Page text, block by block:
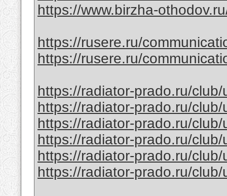
https://www.birzha-
https://rusere.ru/
https://rusere.ru/
https://radiator-prado.ru/
https://radiator-prado.ru/
https://radiator-prado.ru/
https://radiator-prado.ru/
https://radiator-prado.ru/
https://radiator-prado.ru/club/